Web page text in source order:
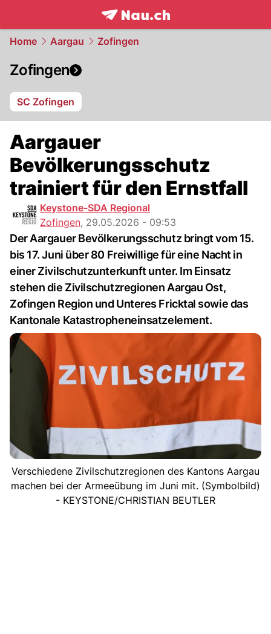
frontpage.NAU.ch
Home Aargau Zofingen
Zofingen
SC Zofingen
Aargauer
Bevölkerungsschutz
trainiert für den Ernstfall
Keystone-SDA Regional
Zofingen, 29.05.2026 - 09:53
Der Aargauer Bevölkerungsschutz bringt vom 15.
bis 17. Juni über 80 Freiwillige für eine Nacht in
einer Zivilschutzunterkunft unter. Im Einsatz
stehen die Zivilschutzregionen Aargau Ost,
Zofingen Region und Unteres Fricktal sowie das
Kantonale Katastropheneinsatzelement.
Verschiedene Zivilschutzregionen des Kantons Aargau
machen bei der Armeeübung im Juni mit. (Symbolbild)
- KEYSTONE/CHRISTIAN BEUTLER